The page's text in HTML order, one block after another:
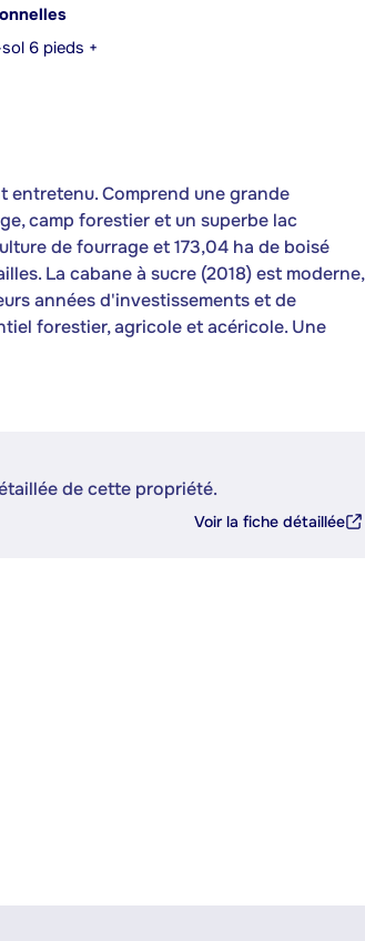
6 pieds +
entretenu. Comprend une grande
camp forestier et un superbe lac
de fourrage et 173,04 ha de boisé
La cabane à sucre (2018) est moderne,
années d'investissements et de
forestier, agricole et acéricole. Une
de cette propriété.
Voir la fiche détaillée